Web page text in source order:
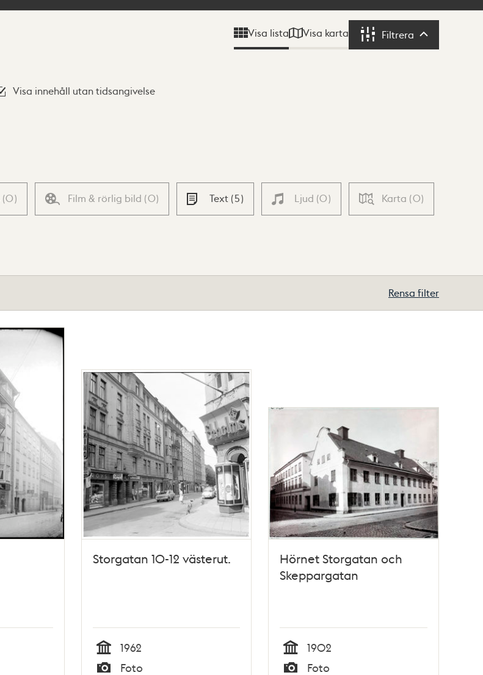
Visa lista Visa karta Filtrera Filtrera
Visa innehåll utan tidsangivelse
(0) Film & rörlig bild (0) Text (5) Ljud (0) Karta (0)
Rensa filter
Storgatan 10-12 västerut.
Tid
1962
Foto
Hörnet Storgatan och
Skeppargatan
Tid
1902
Foto